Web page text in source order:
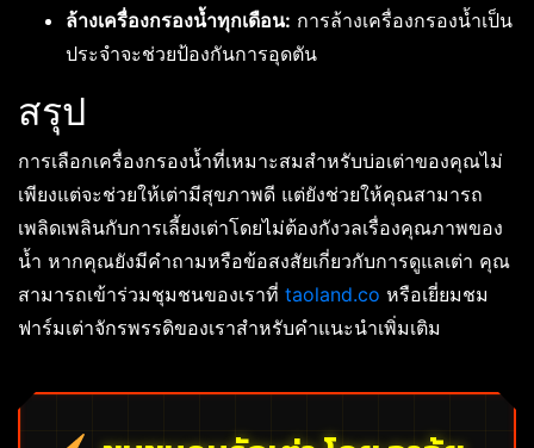
ล้างเครื่องกรองน้ำทุกเดือน: การล้างเครื่องกรองน้ำเป็น
ประจำจะช่วยป้องกันการอุดตัน
สรุป
การเลือกเครื่องกรองน้ำที่เหมาะสมสำหรับบ่อเต่าของคุณไม่
เพียงแต่จะช่วยให้เต่ามีสุขภาพดี แต่ยังช่วยให้คุณสามารถ
เพลิดเพลินกับการเลี้ยงเต่าโดยไม่ต้องกังวลเรื่องคุณภาพของ
น้ำ หากคุณยังมีคำถามหรือข้อสงสัยเกี่ยวกับการดูแลเต่า คุณ
สามารถเข้าร่วมชุมชนของเราที่ taoland.co หรือเยี่ยมชม
ฟาร์มเต่าจักรพรรดิของเราสำหรับคำแนะนำเพิ่มเติม